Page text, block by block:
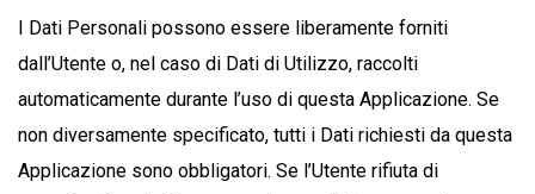
I Dati Personali possono essere liberamente forniti
dall’Utente o, nel caso di Dati di Utilizzo, raccolti
automaticamente durante l’uso di questa Applicazione. Se
non diversamente specificato, tutti i Dati richiesti da questa
Applicazione sono obbligatori. Se l’Utente rifiuta di